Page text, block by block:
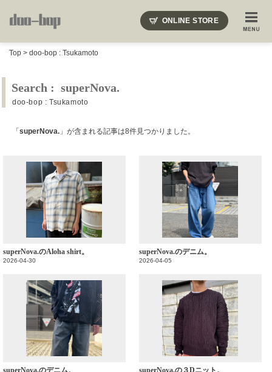
ONLINE STORE
Top > doo-bop : Tsukamoto
Search : superNova.
doo-bop : Tsukamoto
「 superNova. 」が含まれる記事は8件見つかりました。
superNova.のAloha shirt。
2026-04-30
superNova.のデニム。
2026-04-05
superNova.のデニム。 superNova.の３Dニット。